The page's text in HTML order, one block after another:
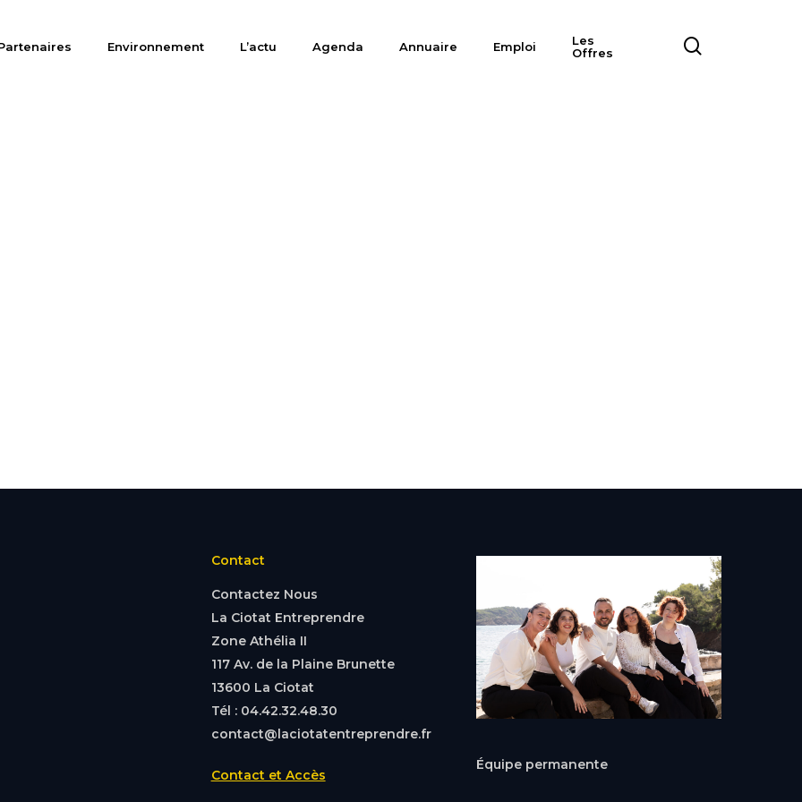
Environnement L’actu Agenda Annuaire Emploi
Les
Offres
Contact
Contactez Nous
La Ciotat Entreprendre
Zone Athélia II
117 Av. de la Plaine Brunette
13600 La Ciotat
Tél : 04.42.32.48.30
contact@laciotatentreprendre.fr
Contact et Accès
Équipe permanente